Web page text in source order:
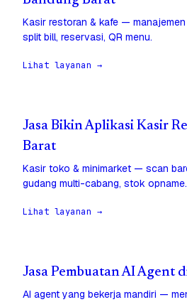
Kasir restoran & kafe —
split bill, reservasi, QR menu.
Lihat layanan →
Jasa Bikin Aplikasi Kasir
Barat
Kasir toko & minimarket — scan
gudang multi-cabang, stok opname.
Lihat layanan →
Jasa Pembuatan AI Agent
AI agent yang bekerja mandiri —